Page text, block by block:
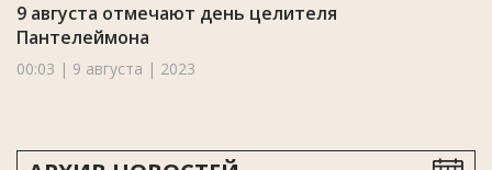
9 августа отмечают день целителя
Пантелеймона
00:03 | 9 августа | 2023